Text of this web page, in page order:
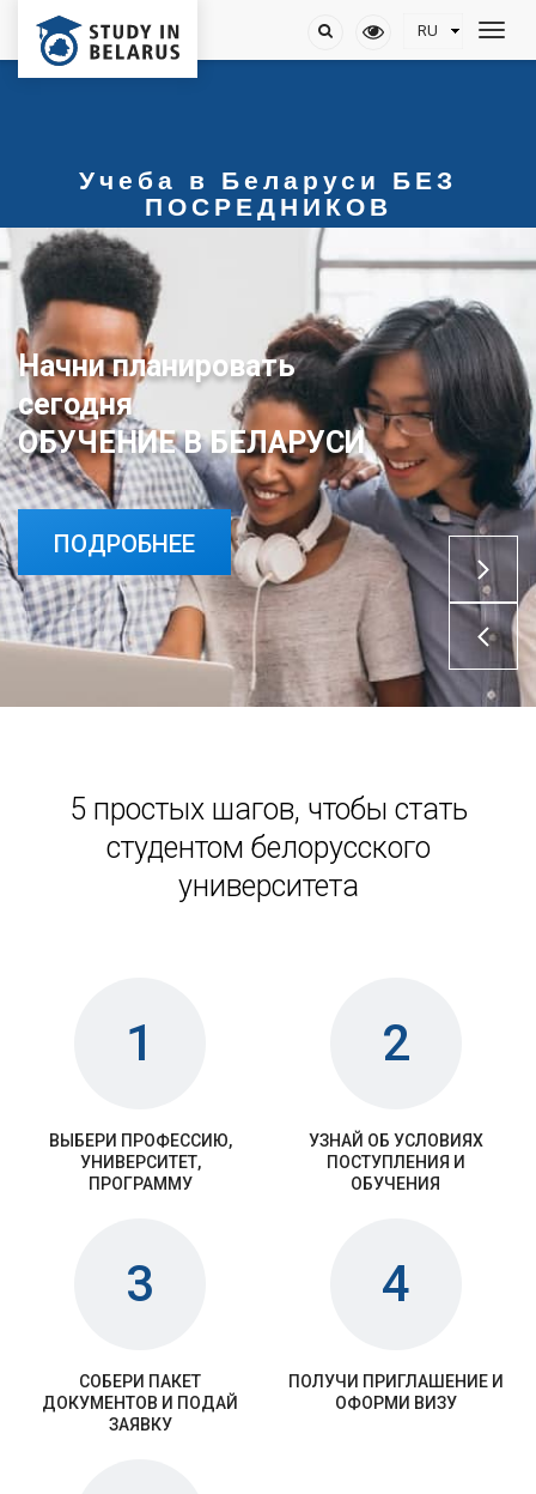
Учеба в Беларуси БЕЗ
ПОСРЕДНИКОВ
Начни планировать
сегодня
ОБУЧЕНИЕ В БЕЛАРУСИ
ПОДРОБНЕЕ
5 простых шагов, чтобы стать
студентом белорусского
университета
1
ВЫБЕРИ ПРОФЕССИЮ,
УНИВЕРСИТЕТ,
ПРОГРАММУ
2
УЗНАЙ ОБ УСЛОВИЯХ
ПОСТУПЛЕНИЯ И
ОБУЧЕНИЯ
3
СОБЕРИ ПАКЕТ
ДОКУМЕНТОВ И ПОДАЙ
ЗАЯВКУ
4
ПОЛУЧИ ПРИГЛАШЕНИЕ И
ОФОРМИ ВИЗУ